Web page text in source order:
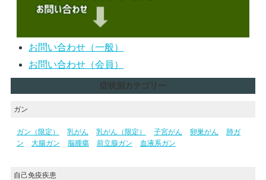
お問い合わせ（一般）
お問い合わせ（会員）
症状別カテゴリー
ガン
ガン（限定） 乳がん 乳がん（限定） 子宮がん 卵巣がん
肺ガ
ン
大腸ガン 脳腫瘍 前立腺ガン 血液系ガン
自己免疫疾患